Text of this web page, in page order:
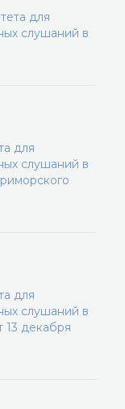
для
слушаний в
для
слушаний в
для
слушаний в
13 декабря